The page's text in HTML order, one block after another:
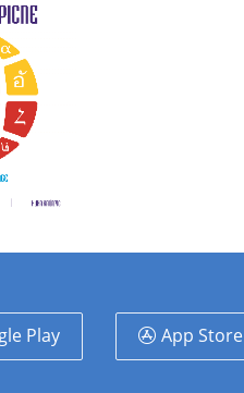
Play App Store